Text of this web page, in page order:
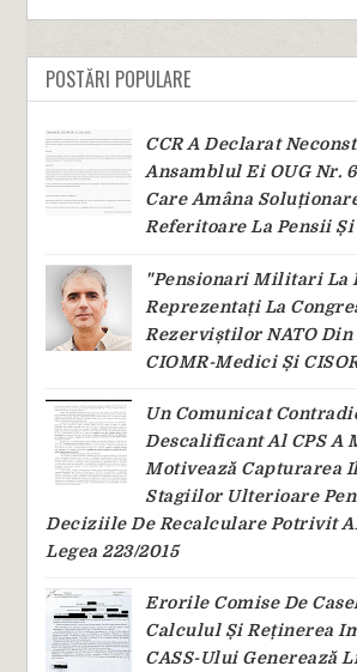
POSTĂRI POPULARE
CCR A Declarat
Ansamblul Ei OUG Nr.
Care Amâna
Referitoare La Pensii
"Pensionari Militari La
Reprezentați La
Rezerviștilor NATO
CIOMR-Medici Și
Un Comunicat
Descalificant Al CPS A
Motivează Capturarea
Stagiilor Ulterioare
Deciziile De Recalculare Potrivit
Legea 223/2015
Erorile Comise De
Calculul Și Reținerea
CASS-Ului Generează